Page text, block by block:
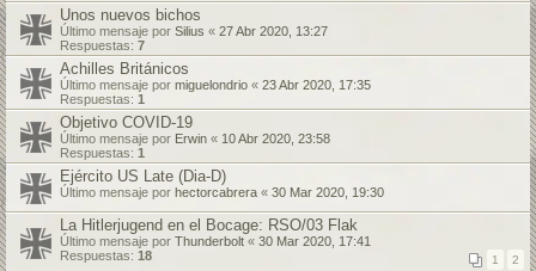
Unos nuevos bichos
Último mensaje por Silius « 27 Abr 2020, 13:27
Respuestas: 7
Achilles Británicos
Último mensaje por miguelondrio « 23 Abr 2020, 17:35
Respuestas: 1
Objetivo COVID-19
Último mensaje por Erwin « 10 Abr 2020, 23:58
Respuestas: 1
Ejército US Late (Dia-D)
Último mensaje por hectorcabrera « 30 Mar 2020, 19:30
La Hitlerjugend en el Bocage: RSO/03 Flak
Último mensaje por Thunderbolt « 30 Mar 2020, 17:41
Respuestas: 18 1 2